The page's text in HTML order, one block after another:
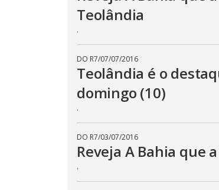
Teolândia
.
DO R7/07/07/2016
Teolândia é o
domingo (10)
.
DO R7/03/07/2016
Reveja A Bahia que
.